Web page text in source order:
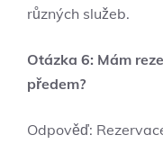
různých služeb.
Otázka 6: Mám
předem?
Odpověď: